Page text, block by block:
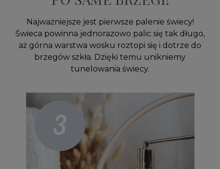
Najważniejsze jest pierwsze palenie świecy!
Świeca powinna jednorazowo palic się tak długo,
aż górna warstwa wosku roztopi się i dotrze do
brzegów szkła. Dzięki temu unikniemy
tunelowania świecy.